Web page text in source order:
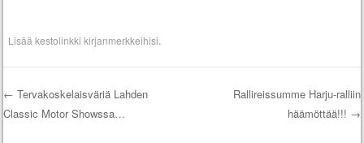
Lisääkestolinkki kirjanmerkkeihisi.
Artikkelien selaus
← Tervakoskelaisväriä Lahden
Classic Motor Showssa…
Rallireissumme Harju-ralliin
häämöttää!!! →